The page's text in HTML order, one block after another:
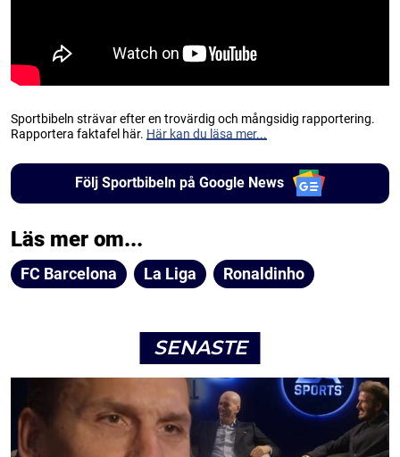
Sportbibeln strävar efter en trovärdig och mångsidig rapportering.
Rapportera faktafel här. Här kan du läsa mer...
Följ Sportbibeln på Google News
Läs mer om...
FC Barcelona La Liga Ronaldinho
SENASTE